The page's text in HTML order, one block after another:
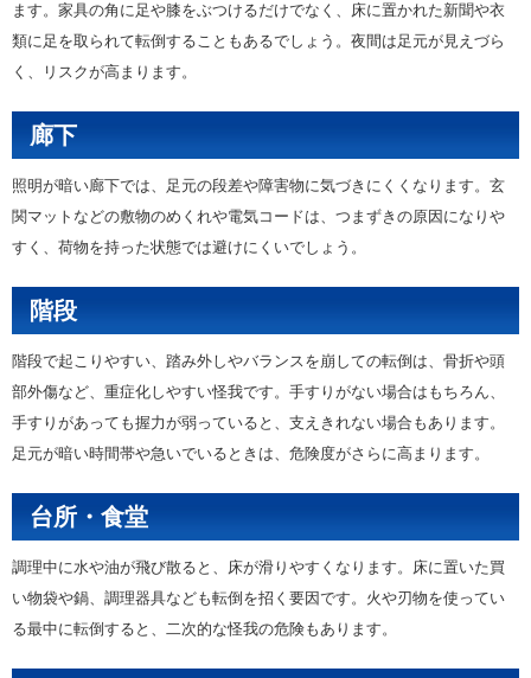
ます。家具の角に足や膝をぶつけるだけでなく、床に置かれた新聞や衣
類に足を取られて転倒することもあるでしょう。夜間は足元が見えづら
く、リスクが高まります。
廊下
照明が暗い廊下では、足元の段差や障害物に気づきにくくなります。玄
関マットなどの敷物のめくれや電気コードは、つまずきの原因になりや
すく、荷物を持った状態では避けにくいでしょう。
階段
階段で起こりやすい、踏み外しやバランスを崩しての転倒は、骨折や頭
部外傷など、重症化しやすい怪我です。手すりがない場合はもちろん、
手すりがあっても握力が弱っていると、支えきれない場合もあります。
足元が暗い時間帯や急いでいるときは、危険度がさらに高まります。
台所・食堂
調理中に水や油が飛び散ると、床が滑りやすくなります。床に置いた買
い物袋や鍋、調理器具なども転倒を招く要因です。火や刃物を使ってい
る最中に転倒すると、二次的な怪我の危険もあります。